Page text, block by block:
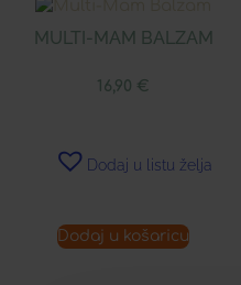
MULTI-MAM BALZAM
16,90 €
Dodaj u listu želja
Dodaj u košaricu